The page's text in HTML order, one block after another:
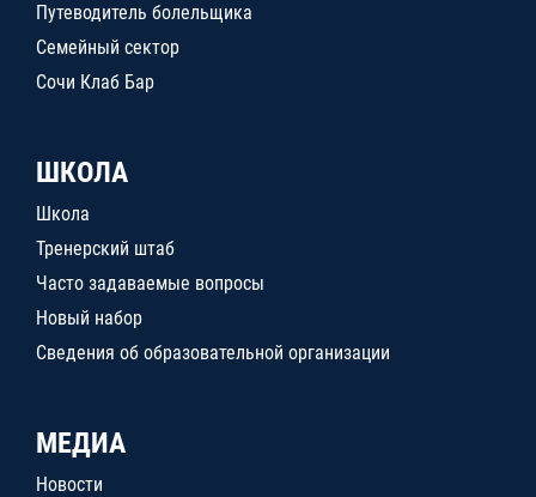
Путеводитель болельщика
Семейный сектор
Сочи Клаб Бар
ШКОЛА
Школа
Тренерский штаб
Часто задаваемые вопросы
Новый набор
Сведения об образовательной организации
МЕДИА
Новости